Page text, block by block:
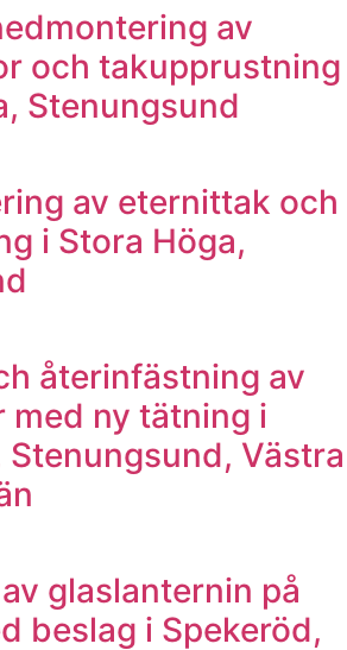
av
och takupprustning
Stenungsund
av eternittak och
i Stora Höga,
återinfästning av
med ny tätning i
Stenungsund, Västra
glaslanternin på
beslag i Spekeröd,